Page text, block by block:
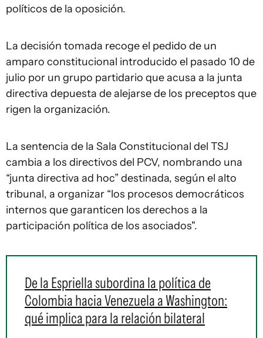
políticos de la oposición.
La decisión tomada recoge el pedido de un
amparo constitucional introducido el pasado 10 de
julio por un grupo partidario que acusa a la junta
directiva depuesta de alejarse de los preceptos que
rigen la organización.
La sentencia de la Sala Constitucional del TSJ
cambia a los directivos del PCV, nombrando una
“junta directiva ad hoc” destinada, según el alto
tribunal, a organizar “los procesos democráticos
internos que garanticen los derechos a la
participación política de los asociados".
De la Espriella subordina la política de
Colombia hacia Venezuela a Washington:
qué implica para la relación bilateral